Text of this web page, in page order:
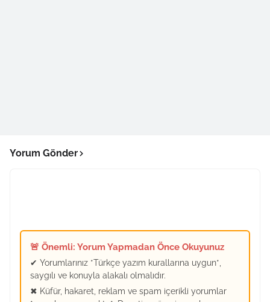
Yorum Gönder
🚨 Önemli: Yorum Yapmadan Önce Okuyunuz
✔ Yorumlarınız *Türkçe yazım kurallarına uygun*,
saygılı ve konuyla alakalı olmalıdır.
✖ Küfür, hakaret, reklam ve spam içerikli yorumlar